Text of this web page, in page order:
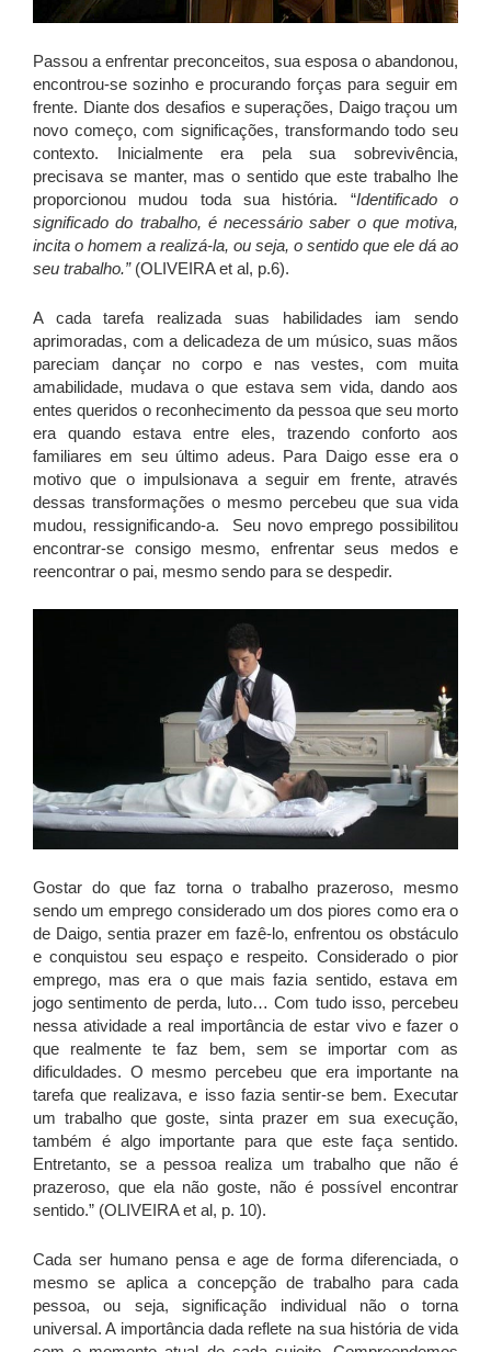
Passou a enfrentar preconceitos, sua esposa o abandonou,
encontrou-se sozinho e procurando forças para seguir em
frente. Diante dos desafios e superações, Daigo traçou um
novo começo, com significações, transformando todo seu
contexto. Inicialmente era pela sua sobrevivência,
precisava se manter, mas o sentido que este trabalho lhe
proporcionou mudou toda sua história. “Identificado o
significado do trabalho, é necessário saber o que motiva,
incita o homem a realizá-la, ou seja, o sentido que ele dá ao
seu trabalho.” (OLIVEIRA et al, p.6).
A cada tarefa realizada suas habilidades iam sendo
aprimoradas, com a delicadeza de um músico, suas mãos
pareciam dançar no corpo e nas vestes, com muita
amabilidade, mudava o que estava sem vida, dando aos
entes queridos o reconhecimento da pessoa que seu morto
era quando estava entre eles, trazendo conforto aos
familiares em seu último adeus. Para Daigo esse era o
motivo que o impulsionava a seguir em frente, através
dessas transformações o mesmo percebeu que sua vida
mudou, ressignificando-a. Seu novo emprego possibilitou
encontrar-se consigo mesmo, enfrentar seus medos e
reencontrar o pai, mesmo sendo para se despedir.
Gostar do que faz torna o trabalho prazeroso, mesmo
sendo um emprego considerado um dos piores como era o
de Daigo, sentia prazer em fazê-lo, enfrentou os obstáculo
e conquistou seu espaço e respeito. Considerado o pior
emprego, mas era o que mais fazia sentido, estava em
jogo sentimento de perda, luto… Com tudo isso, percebeu
nessa atividade a real importância de estar vivo e fazer o
que realmente te faz bem, sem se importar com as
dificuldades. O mesmo percebeu que era importante na
tarefa que realizava, e isso fazia sentir-se bem. Executar
um trabalho que goste, sinta prazer em sua execução,
também é algo importante para que este faça sentido.
Entretanto, se a pessoa realiza um trabalho que não é
prazeroso, que ela não goste, não é possível encontrar
sentido.” (OLIVEIRA et al, p. 10).
Cada ser humano pensa e age de forma diferenciada, o
mesmo se aplica a concepção de trabalho para cada
pessoa, ou seja, significação individual não o torna
universal. A importância dada reflete na sua história de vida